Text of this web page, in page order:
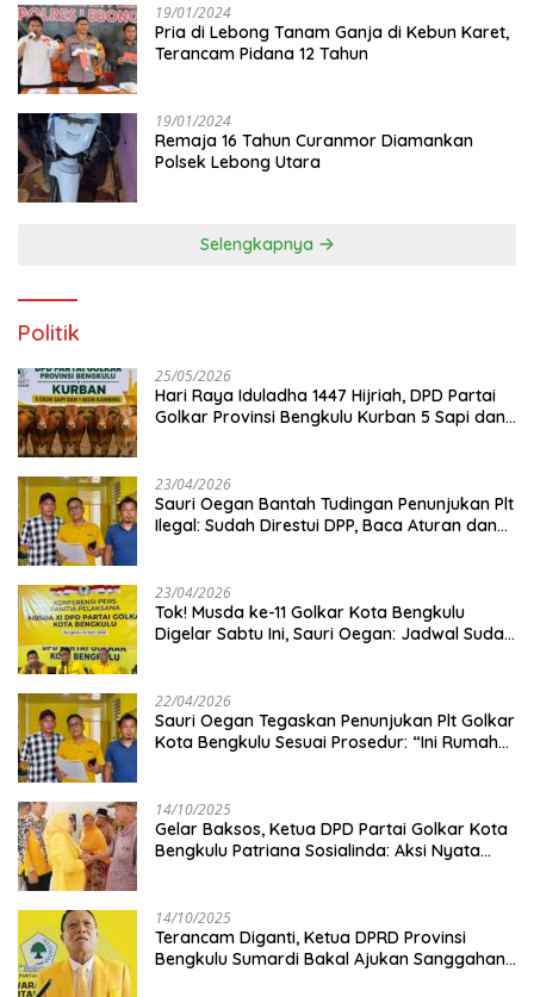
19/01/2024
Pria di Lebong Tanam Ganja di Kebun Karet,
Terancam Pidana 12 Tahun
19/01/2024
Remaja 16 Tahun Curanmor Diamankan
Polsek Lebong Utara
Selengkapnya
Politik
25/05/2026
Hari Raya Iduladha 1447 Hijriah, DPD Partai
Golkar Provinsi Bengkulu Kurban 5 Sapi dan 1
23/04/2026
Sauri Oegan Bantah Tudingan Penunjukan Plt
Ilegal: Sudah Direstui DPP, Baca Aturan dan
23/04/2026
‎Tok! Musda ke-11 Golkar Kota Bengkulu
Digelar Sabtu Ini, Sauri Oegan: Jadwal Sudah
22/04/2026
Sauri Oegan Tegaskan Penunjukan Plt Golkar
Kota Bengkulu Sesuai Prosedur: “Ini Rumah
14/10/2025
‎Gelar Baksos, Ketua DPD Partai Golkar Kota
Bengkulu Patriana Sosialinda: Aksi Nyata
14/10/2025
Terancam Diganti, Ketua DPRD Provinsi
Bengkulu Sumardi Bakal Ajukan Sanggahan